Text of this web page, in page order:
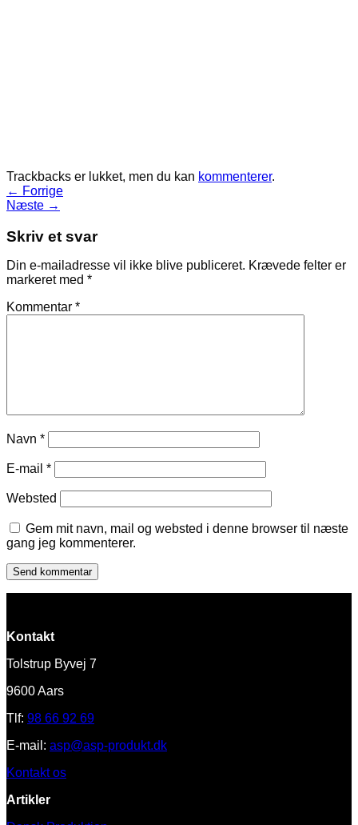
Trackbacks er lukket, men du kan kommenterer.
← Forrige
Næste →
Skriv et svar
Din e-mailadresse vil ikke blive publiceret. Krævede felter er
markeret med *
Kommentar *
Navn *
E-mail *
Websted
Gem mit navn, mail og websted i denne browser til næste
gang jeg kommenterer.
Kontakt
Tolstrup Byvej 7
9600 Aars
Tlf: 98 66 92 69
E-mail: asp@asp-produkt.dk
Kontakt os
Artikler